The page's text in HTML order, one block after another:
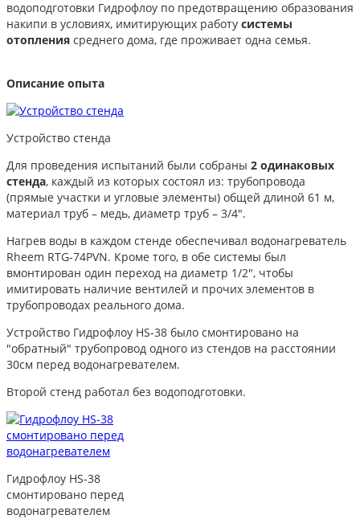
водоподготовки Гидрофлоу по предотвращению образования
накипи в условиях, имитирующих работу системы
отопления среднего дома, где проживает одна семья.
Описание опыта
Устройство стенда
Для проведения испытаний были собраны 2 одинаковых
стенда, каждый из которых состоял из: трубопровода
(прямые участки и угловые элементы) общей длиной 61 м,
материал труб – медь, диаметр труб – 3/4".
Нагрев воды в каждом стенде обеспечивал водонагреватель
Rheem RTG-74PVN. Кроме того, в обе системы был
вмонтирован один переход на диаметр 1/2", чтобы
имитировать наличие вентилей и прочих элементов в
трубопроводах реального дома.
Устройство Гидрофлоу HS-38 было смонтировано на
"обратный" трубопровод одного из стендов на расстоянии
30см перед водонагревателем.
Второй стенд работал без водоподготовки.
Гидрофлоу HS-38
смонтировано перед
водонагревателем